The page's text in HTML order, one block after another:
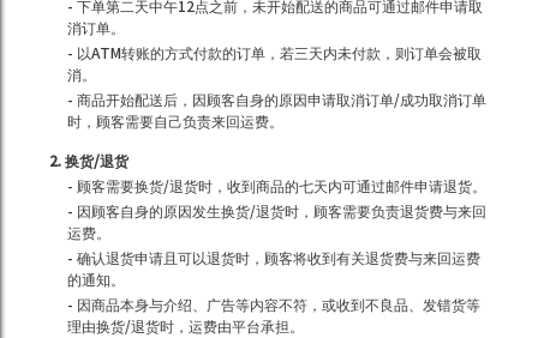
- 下单第二天中午12点之前，未开始配送的商品可通过邮件申请取
消订单。
- 以ATM转账的方式付款的订单，若三天内未付款，则订单会被取
消。
- 商品开始配送后，因顾客自身的原因申请取消订单/成功取消订单
时，顾客需要自己负责来回运费。
2. 换货/退货
- 顾客需要换货/退货时，收到商品的七天内可通过邮件申请退货。
- 因顾客自身的原因发生换货/退货时，顾客需要负责退货费与来回
运费。
- 确认退货申请且可以退货时，顾客将收到有关退货费与来回运费
的通知。
- 因商品本身与介绍、广告等内容不符，或收到不良品、发错货等
理由换货/退货时，运费由平台承担。